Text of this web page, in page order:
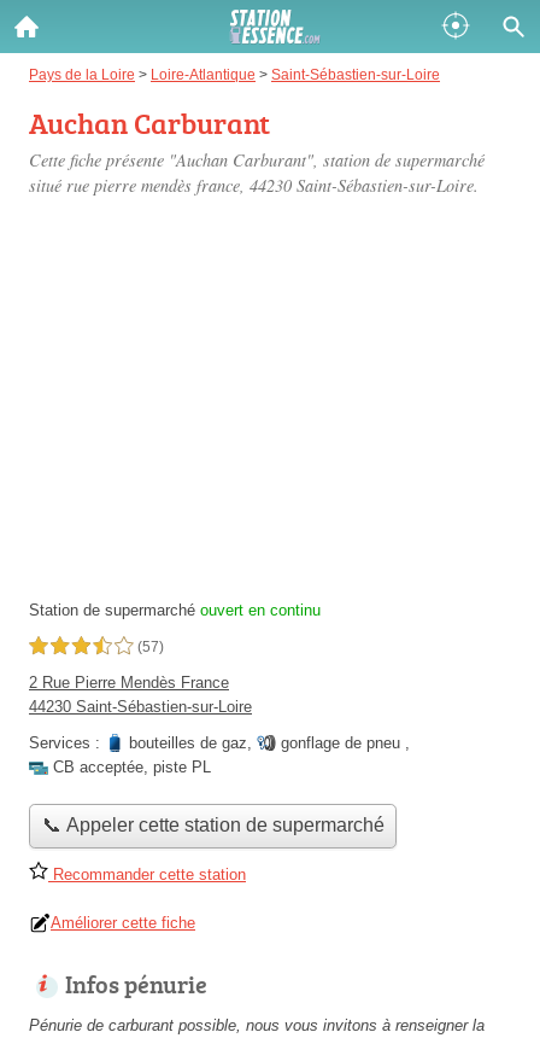
Pays de la Loire > Loire-Atlantique > Saint-Sébastien-sur-Loire
Auchan Carburant
Cette fiche présente "Auchan Carburant", station de supermarché
situé rue pierre mendès france, 44230 Saint-Sébastien-sur-Loire.
Station de supermarché ouvert en continu
3,5 étoiles sur 5 (57)
2 Rue Pierre Mendès France
44230 Saint-Sébastien-sur-Loire
Services :
bouteilles de gaz, gonflage de pneu ,
CB acceptée, piste PL
📞 Appeler cette station de supermarché
Recommander cette station
Améliorer cette fiche
Infos pénurie
Pénurie de carburant possible, nous vous invitons à renseigner la
Gazole :
Disponible
SP 98 :